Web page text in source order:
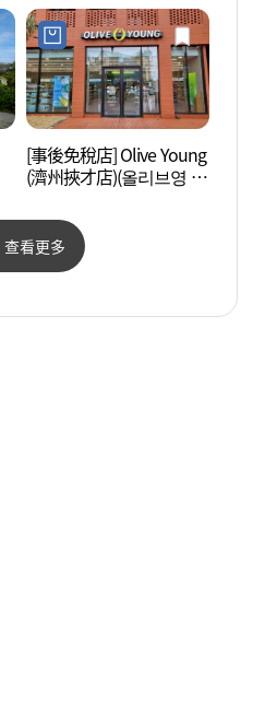
[事後免稅店] Olive Young
(濟州挾才店)(올리브영 제
查看更多